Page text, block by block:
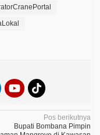
Pos berikutnya
Bupati Bombana Pimpin